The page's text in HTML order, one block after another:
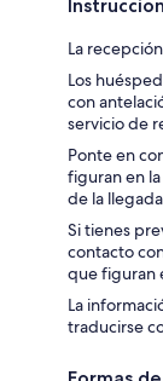
La
Los
con
servicio de
Ponte en
figuran en
de la
Si tienes
contacto
que figuran
La
traducirse